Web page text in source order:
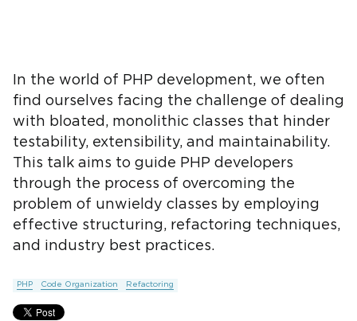
In the world of PHP development, we often
find ourselves facing the challenge of dealing
with bloated, monolithic classes that hinder
testability, extensibility, and maintainability.
This talk aims to guide PHP developers
through the process of overcoming the
problem of unwieldy classes by employing
effective structuring, refactoring techniques,
and industry best practices.
PHP Code Organization Refactoring